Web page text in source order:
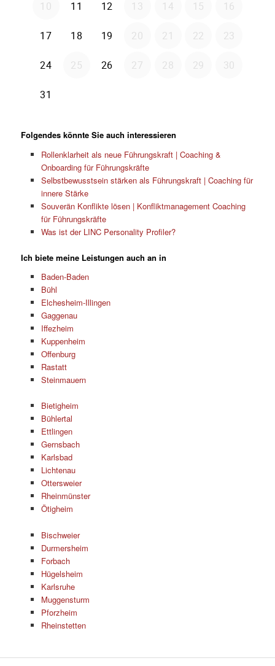
Folgendes könnte Sie auch interessieren
Rollenklarheit als neue Führungskraft | Coaching &
Onboarding für Führungskräfte
Selbstbewusstsein stärken als Führungskraft | Coaching für
innere Stärke
Souverän Konflikte lösen | Konfliktmanagement Coaching
für Führungskräfte
Was ist der LINC Personality Profiler?
Ich biete meine Leistungen auch an in
Baden-Baden
Bühl
Elchesheim-Illingen
Gaggenau
Iffezheim
Kuppenheim
Offenburg
Rastatt
Steinmauern
Bietigheim
Bühlertal
Ettlingen
Gernsbach
Karlsbad
Lichtenau
Ottersweier
Rheinmünster
Ötigheim
Bischweier
Durmersheim
Forbach
Hügelsheim
Karlsruhe
Muggensturm
Pforzheim
Rheinstetten